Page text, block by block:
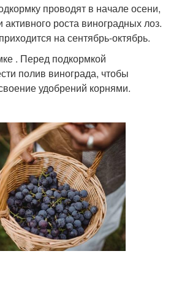
проводят в начале осени,
роста виноградных лоз.
на сентябрь-октябрь.
. Перед подкормкой
полив винограда, чтобы
удобрений корнями.